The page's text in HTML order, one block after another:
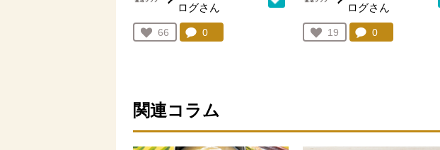
ログさん
お気に入り登録：
66
人が登録
コメント：
0
ログさん
お気に入り登録：
19
人が登録
コメント：
0件。コメント
関連コラム